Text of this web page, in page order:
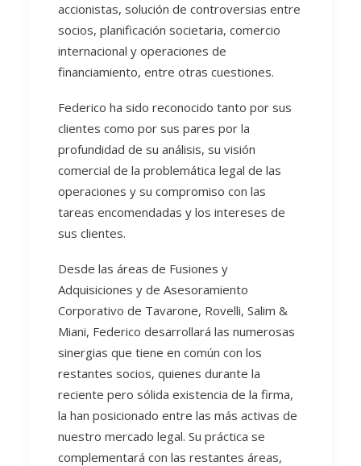
accionistas, solución de controversias entre
socios, planificación societaria, comercio
internacional y operaciones de
financiamiento, entre otras cuestiones.
Federico ha sido reconocido tanto por sus
clientes como por sus pares por la
profundidad de su análisis, su visión
comercial de la problemática legal de las
operaciones y su compromiso con las
tareas encomendadas y los intereses de
sus clientes.
Desde las áreas de Fusiones y
Adquisiciones y de Asesoramiento
Corporativo de Tavarone, Rovelli, Salim &
Miani, Federico desarrollará las numerosas
sinergias que tiene en común con los
restantes socios, quienes durante la
reciente pero sólida existencia de la firma,
la han posicionado entre las más activas de
nuestro mercado legal. Su práctica se
complementará con las restantes áreas,